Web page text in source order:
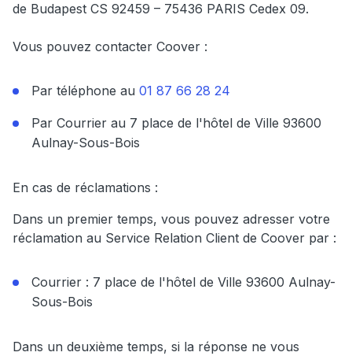
de Budapest CS 92459 – 75436 PARIS Cedex 09.
Vous pouvez contacter Coover :
Par téléphone au 01 87 66 28 24
Par Courrier au 7 place de l'hôtel de Ville 93600
Aulnay-Sous-Bois
En cas de réclamations :
Dans un premier temps, vous pouvez adresser votre
réclamation au Service Relation Client de Coover par :
Courrier : 7 place de l'hôtel de Ville 93600 Aulnay-
Sous-Bois
Dans un deuxième temps, si la réponse ne vous